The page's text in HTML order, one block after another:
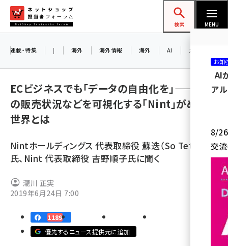
ン
ネットショップ担当者フォーラム
検索 MENU
amazon (2243)
楽天 (1869)
アスクル (1115)
ビィ・フォアード (772)
連載・特集 | 海外 海外情報 海外 AI メタバース
ECビジネスでも「データの自由化を」――競合
の販売状況などを可視化する「Nint」がめざす
世界とは
Nintホールディングス 代表取締役 蘇迭（So Tetsu）
氏、Nint 代表取締役 吉野順子氏に聞く
瀧川 正実
2019年6月24日 7:00
1189
優先するニュース提供元に追加
お知
AI
ア
8/26
交